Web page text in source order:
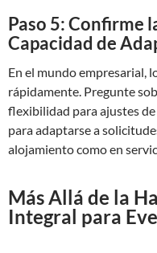
Paso 5: Confirme
Capacidad de
En el mundo empresarial,
rápidamente. Pregunte
flexibilidad para ajustes
para adaptarse a
alojamiento como en
Más Allá de la
Integral para